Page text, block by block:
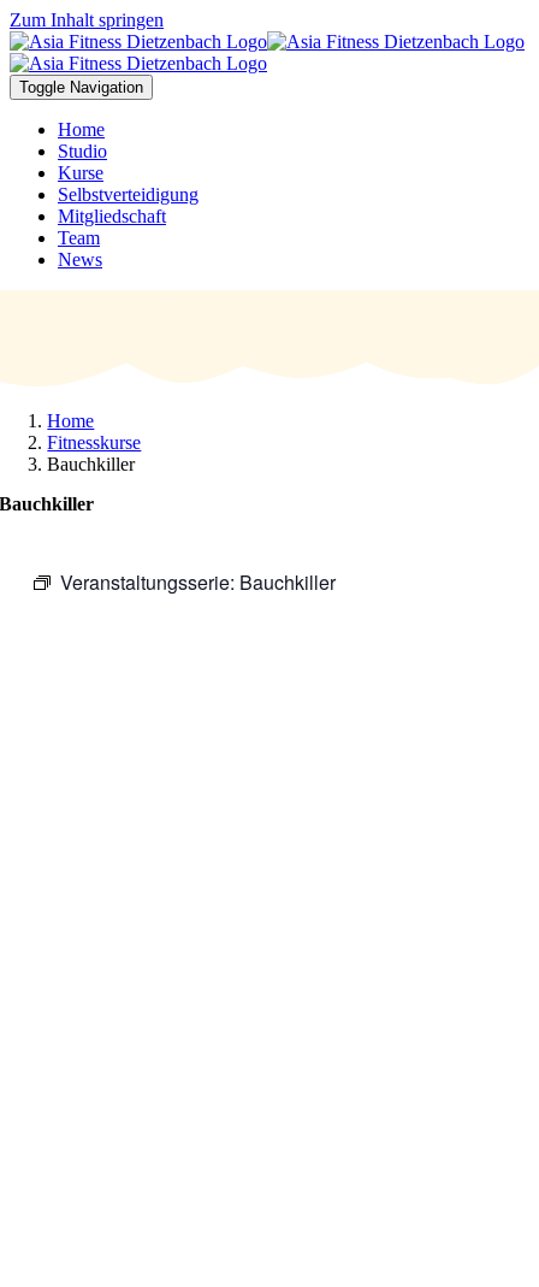
Zum Inhalt springen
Toggle Navigation
Home
Studio
Kurse
Selbstverteidigung
Mitgliedschaft
Team
News
Home
Fitnesskurse
Bauchkiller
Bauchkiller
Veranstaltungsserie: Bauchkiller